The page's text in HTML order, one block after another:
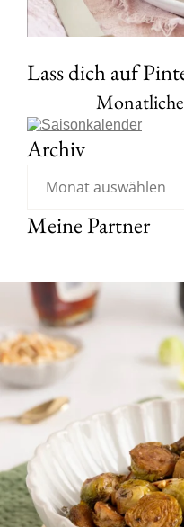
Lass dich auf
Archiv
Meine Partner